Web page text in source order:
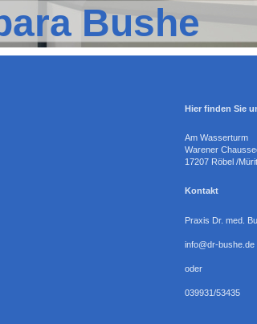
Bushe
Hier finden Sie
Am Wasserturm
Warener
17207 Röbel /
Kontakt
Praxis Dr. med.
info@dr-bushe.de
oder
039931/53435